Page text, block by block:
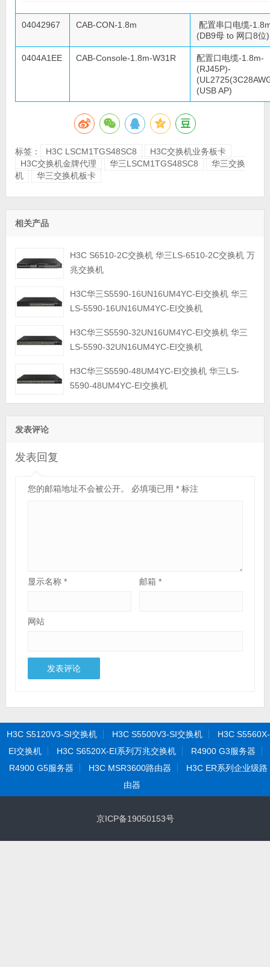
04042967 CAB-CON-1.8m
配置串口电缆-
(DB9母 to 网口8位)
0404A1EE CAB-Console-1.8m-W31R
配置口电缆-1.8m-
(RJ45P)-
(USB AP)
标签： H3C LSCM1TGS48SC8
H3C交换机业务板卡
H3C交换机金牌代理
华三LSCM1TGS48SC8
华三交换
机
华三交换机板卡
相关产品
H3C S6510-2C交换机 华三LS-6510-2C交换机 万
兆交换机
H3C华三S5590-16UN16UM4YC-EI交换机 华三
LS-5590-16UN16UM4YC-EI交换机
H3C华三S5590-32UN16UM4YC-EI交换机 华三
LS-5590-32UN16UM4YC-EI交换机
H3C华三S5590-48UM4YC-EI交换机 华三LS-
5590-48UM4YC-EI交换机
发表评论
发表回复
您的邮箱地址不会被公开。 必填项已用 *标注
显示名称 * 邮箱*
网站
H3C S5120V3-SI交换机 H3C S5500V3-SI交换机
H3C S5560X-
EI交换机
H3C S6520X-EI系列万兆交换机
R4900 G3服务器
R4900 G5服务器
H3C MSR3600路由器
H3C ER系列企业级路
由器
京ICP备19050153号